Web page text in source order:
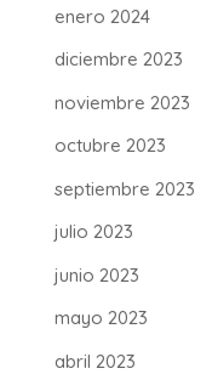
enero 2024
diciembre 2023
noviembre 2023
octubre 2023
septiembre 2023
julio 2023
junio 2023
mayo 2023
abril 2023